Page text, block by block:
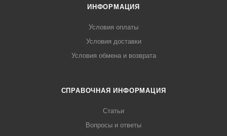
ИНФОРМАЦИЯ
Условия оплаты
Условия доставки
Условия обмена и возврата
СПРАВОЧНАЯ ИНФОРМАЦИЯ
Статьи
Вопросы и ответы